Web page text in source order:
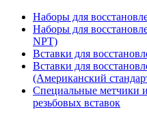
Наборы для
Наборы для
NPT)
Вставки для
Вставки для
(Американский
Специальные метчики
резьбовых вставок